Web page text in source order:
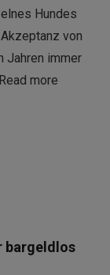
Hundes
von
Jahren immer
Read more
bargeldlos